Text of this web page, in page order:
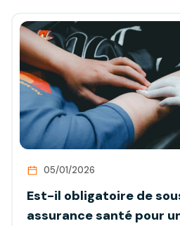
inconvénients.
05/01/2026
Est-il obligatoire de
assurance santé pour